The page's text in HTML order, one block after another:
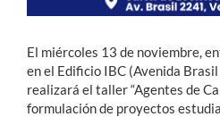
El miércoles 13 de noviembre,
en el Edificio IBC (Avenida
realizará el taller “Agentes de
formulación de proyectos